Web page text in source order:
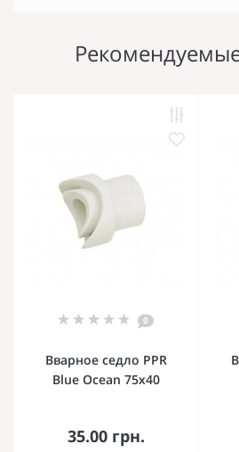
0
Вварное седло PPR
Blue Ocean 75х40
35.00 грн.